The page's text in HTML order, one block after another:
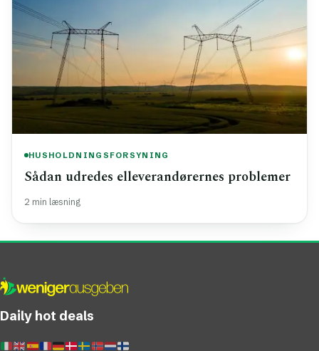
HUSHOLDNINGSFORSYNING
Sådan udredes elleverandørernes problemer
2 min læsning
Daily hot deals